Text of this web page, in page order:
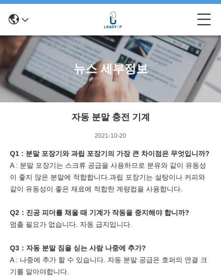
뉴스 세부정보
자동 분말 충전 기계
2021-10-20
Q1 : 분말 포장기와 과립 포장기의 가장 큰 차이점은 무엇입니까?
A : 분말 포장기는 스크류 공급을 사용하므로 분유와 같이 유동성
이 좋지 않은 분말에 적합합니다.과립 포장기는 설탕이나 커피와
같이 유동성이 좋은 재료에 적합한 계량컵을 사용합니다.
Q2： 진공 피더를 채울 때 기계가 작동을 중지해야 합니까?
멈출 필요가 없습니다. 자동 급지입니다.
Q3： 자동 분말 짐을 싣는 사람나중에 추가?
A : 나중에 추가 할 수 있습니다. 자동 분말 공급은 호퍼의 연결 크
기를 알아야합니다.